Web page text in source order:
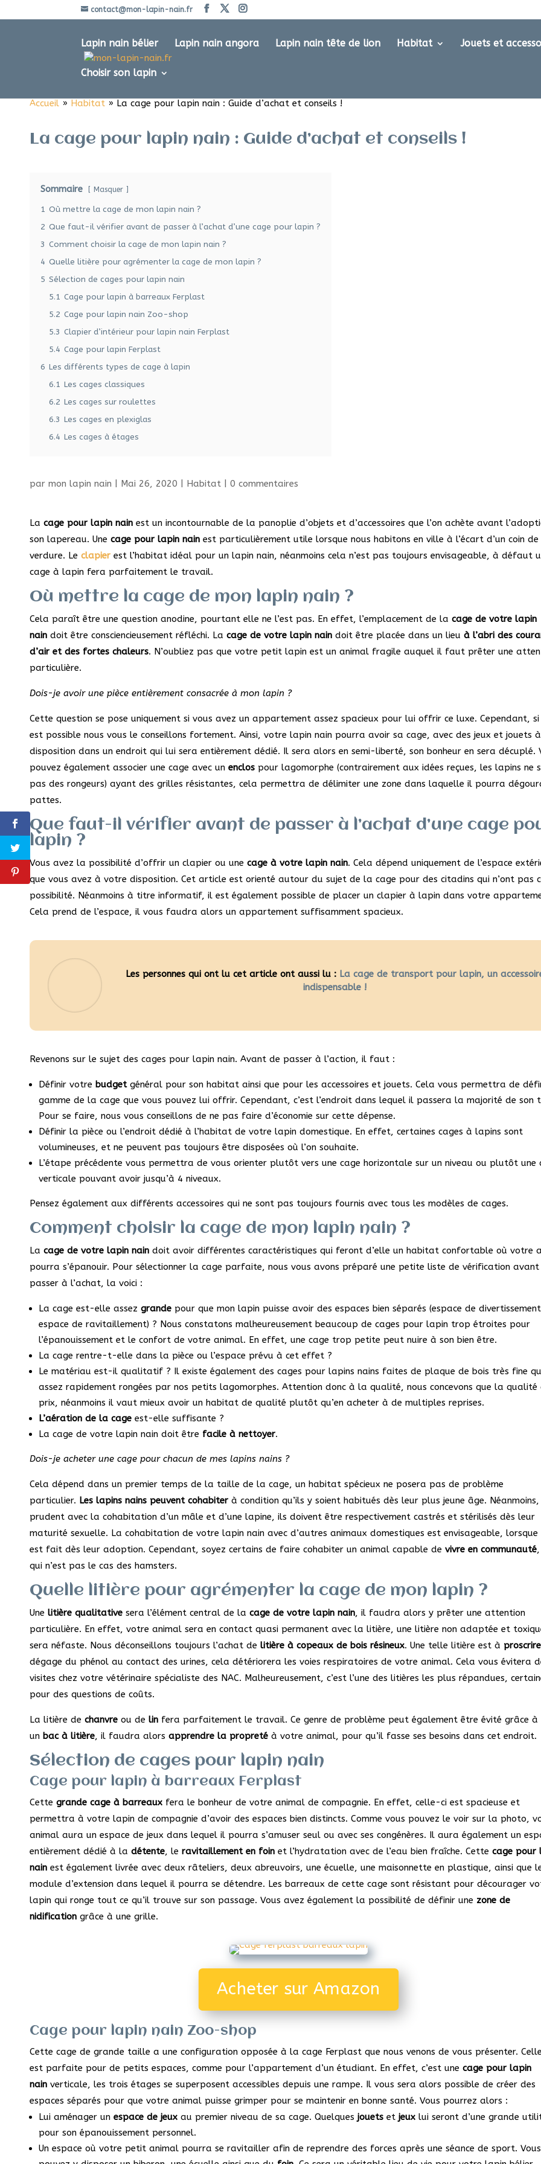
contact@mon-lapin-nain.fr
Lapin nain bélier Lapin nain angora Lapin nain tête de lion Habitat Jouets et
Choisir son lapin
Accueil » Habitat » La cage pour lapin nain : Guide d’achat et conseils !
La cage pour lapin nain : Guide d’achat et conseils !
Sommaire Masquer
1 Où mettre la cage de mon lapin nain ?
2 Que faut-il vérifier avant de passer à l’achat d’une cage pour lapin ?
3 Comment choisir la cage de mon lapin nain ?
4 Quelle litière pour agrémenter la cage de mon lapin ?
5 Sélection de cages pour lapin nain
5.1 Cage pour lapin à barreaux Ferplast
5.2 Cage pour lapin nain Zoo-shop
5.3 Clapier d’intérieur pour lapin nain Ferplast
5.4 Cage pour lapin Ferplast
6 Les différents types de cage à lapin
6.1 Les cages classiques
6.2 Les cages sur roulettes
6.3 Les cages en plexiglas
6.4 Les cages à étages
parmon lapin nain Mai 26, 2020 Habitat |0 commentaires
La cage pour lapin nain est un incontournable de la panoplie d’objets et d’accessoires que l’on achète avant
son lapereau. Une cage pour lapin nain est particulièrement utile lorsque nous habitons en ville à l’écart d’un coin de
verdure. Le clapier est l’habitat idéal pour un lapin nain, néanmoins cela n’est pas toujours envisageable, à défaut
cage à lapin fera parfaitement le travail.
Où mettre la cage de mon lapin nain ?
Cela paraît être une question anodine, pourtant elle ne l’est pas. En effet, l’emplacement de la cage de votre lapin
nain doit être consciencieusement réfléchi. La cage de votre lapin nain doit être placée dans un lieu à l’abri des
d’air et des fortes chaleurs. N’oubliez pas que votre petit lapin est un animal fragile auquel il faut prêter une
particulière.
Dois-je avoir une pièce entièrement consacrée à mon lapin ?
Cette question se pose uniquement si vous avez un appartement assez spacieux pour lui offrir ce luxe. Cependant,
est possible nous vous le conseillons fortement. Ainsi, votre lapin nain pourra avoir sa cage, avec des jeux et jouets à
disposition dans un endroit qui lui sera entièrement dédié. Il sera alors en semi-liberté, son bonheur en sera décuplé.
pouvez également associer une cage avec un enclos pour lagomorphe (contrairement aux idées reçues, les lapins ne
pas des rongeurs) ayant des grilles résistantes, cela permettra de délimiter une zone dans laquelle il pourra
pattes.
Que faut-il vérifier avant de passer à l’achat d’une cage
lapin ?
Vous avez la possibilité d’offrir un clapier ou une cage à votre lapin nain. Cela dépend uniquement de l’espace
que vous avez à votre disposition. Cet article est orienté autour du sujet de la cage pour des citadins qui n’ont pas
possibilité. Néanmoins à titre informatif, il est également possible de placer un clapier à lapin dans votre
Cela prend de l’espace, il vous faudra alors un appartement suffisamment spacieux.
Les personnes qui ont lu cet article ont aussi lu : La cage de transport pour lapin, un
indispensable !
Revenons sur le sujet des cages pour lapin nain. Avant de passer à l’action, il faut :
Définir votre budget général pour son habitat ainsi que pour les accessoires et jouets. Cela vous permettra de
gamme de la cage que vous pouvez lui offrir. Cependant, c’est l’endroit dans lequel il passera la majorité de son
Pour se faire, nous vous conseillons de ne pas faire d’économie sur cette dépense.
Définir la pièce ou l’endroit dédié à l’habitat de votre lapin domestique. En effet, certaines cages à lapins sont
volumineuses, et ne peuvent pas toujours être disposées où l’on souhaite.
L’étape précédente vous permettra de vous orienter plutôt vers une cage horizontale sur un niveau ou plutôt une
verticale pouvant avoir jusqu’à 4 niveaux.
Pensez également aux différents accessoires qui ne sont pas toujours fournis avec tous les modèles de cages.
Comment choisir la cage de mon lapin nain ?
La cage de votre lapin nain doit avoir différentes caractéristiques qui feront d’elle un habitat confortable où votre
pourra s’épanouir. Pour sélectionner la cage parfaite, nous vous avons préparé une petite liste de vérification avant
passer à l’achat, la voici :
La cage est-elle assez grande pour que mon lapin puisse avoir des espaces bien séparés (espace de
espace de ravitaillement) ? Nous constatons malheureusement beaucoup de cages pour lapin trop étroites pour
l’épanouissement et le confort de votre animal. En effet, une cage trop petite peut nuire à son bien être.
La cage rentre-t-elle dans la pièce ou l’espace prévu à cet effet ?
Le matériau est-il qualitatif ? Il existe également des cages pour lapins nains faites de plaque de bois très fine
assez rapidement rongées par nos petits lagomorphes. Attention donc à la qualité, nous concevons que la qualité
prix, néanmoins il vaut mieux avoir un habitat de qualité plutôt qu’en acheter à de multiples reprises.
L’aération de la cage est-elle suffisante ?
La cage de votre lapin nain doit être facile à nettoyer.
Dois-je acheter une cage pour chacun de mes lapins nains ?
Cela dépend dans un premier temps de la taille de la cage, un habitat spécieux ne posera pas de problème
particulier. Les lapins nains peuvent cohabiter à condition qu’ils y soient habitués dès leur plus jeune âge. Néanmoins,
prudent avec la cohabitation d’un mâle et d’une lapine, ils doivent être respectivement castrés et stérilisés dès leur
maturité sexuelle. La cohabitation de votre lapin nain avec d’autres animaux domestiques est envisageable, lorsque
est fait dès leur adoption. Cependant, soyez certains de faire cohabiter un animal capable de vivre en communauté
qui n’est pas le cas des hamsters.
Quelle litière pour agrémenter la cage de mon lapin ?
Une litière qualitative sera l’élément central de la cage de votre lapin nain, il faudra alors y prêter une attention
particulière. En effet, votre animal sera en contact quasi permanent avec la litière, une litière non adaptée et
sera néfaste. Nous déconseillons toujours l’achat de litière à copeaux de bois résineux. Une telle litière est à proscrire
dégage du phénol au contact des urines, cela détériorera les voies respiratoires de votre animal. Cela vous évitera
visites chez votre vétérinaire spécialiste des NAC. Malheureusement, c’est l’une des litières les plus répandues,
pour des questions de coûts.
La litière de chanvre ou de lin fera parfaitement le travail. Ce genre de problème peut également être évité grâce à
un bac à litière, il faudra alors apprendre la propreté à votre animal, pour qu’il fasse ses besoins dans cet endroit.
Sélection de cages pour lapin nain
Cage pour lapin à barreaux Ferplast
Cettegrande cage à barreaux fera le bonheur de votre animal de compagnie. En effet, celle-ci est spacieuse et
permettra à votre lapin de compagnie d’avoir des espaces bien distincts. Comme vous pouvez le voir sur la photo,
animal aura un espace de jeux dans lequel il pourra s’amuser seul ou avec ses congénères. Il aura également un
entièrement dédié à ladétente, leravitaillement en foin et l’hydratation avec de l’eau bien fraîche. Cettecage pour
nain est également livrée avec deux râteliers, deux abreuvoirs, une écuelle, une maisonnette en plastique, ainsi que
module d’extension dans lequel il pourra se détendre. Les barreaux de cette cage sont résistant pour décourager
lapin qui ronge tout ce qu’il trouve sur son passage. Vous avez également la possibilité de définir une zone de
nidification grâce à une grille.
Acheter sur Amazon
Cage pour lapin nain Zoo-shop
Cette cage de grande taille a une configuration opposée à la cage Ferplast que nous venons de vous présenter.
est parfaite pour de petits espaces, comme pour l’appartement d’un étudiant. En effet, c’est une cage pour lapin
nain verticale, les trois étages se superposent accessibles depuis une rampe. Il vous sera alors possible de créer des
espaces séparés pour que votre animal puisse grimper pour se maintenir en bonne santé. Vous pourrez alors :
Lui aménager un espace de jeux au premier niveau de sa cage. Quelques jouets et jeux lui seront d’une grande
pour son épanouissement personnel.
Un espace où votre petit animal pourra se ravitailler afin de reprendre des forces après une séance de sport. Vous